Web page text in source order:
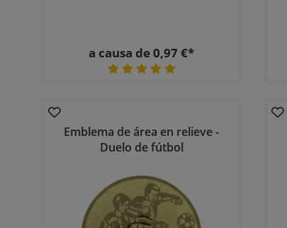
a causa de 0,97 €*
Emblema de área en relieve -
Duelo de fútbol